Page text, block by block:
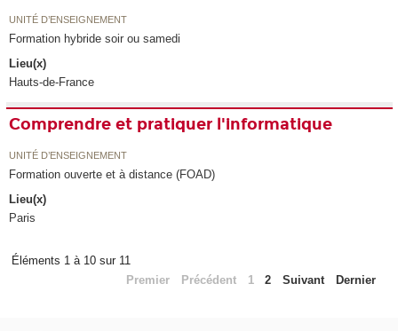
UNITÉ D’ENSEIGNEMENT
Formation hybride soir ou samedi
Lieu(x)
Hauts-de-France
Comprendre et pratiquer l'informatique
UNITÉ D’ENSEIGNEMENT
Formation ouverte et à distance (FOAD)
Lieu(x)
Paris
Éléments 1 à 10 sur 11
Premier
Précédent 1 2 Suivant Dernier